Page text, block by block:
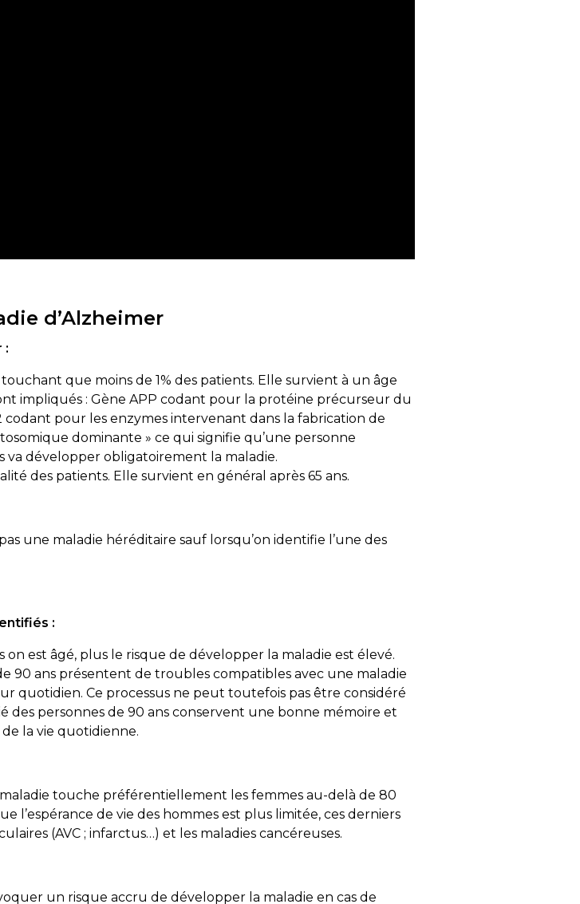
d’Alzheimer
:
que moins de 1% des patients. Elle survient à un âge
impliqués : Gène APP codant pour la protéine précurseur du
codant pour les enzymes intervenant dans la fabrication de
dominante » ce qui signifie qu’une personne
va développer obligatoirement la maladie.
des patients. Elle survient en général après 65 ans.
une maladie héréditaire sauf lorsqu’on identifie l’une des
:
on est âgé, plus le risque de développer la maladie est élevé.
90 ans présentent de troubles compatibles avec une maladie
quotidien. Ce processus ne peut toutefois pas être considéré
des personnes de 90 ans conservent une bonne mémoire et
la vie quotidienne.
touche préférentiellement les femmes au-delà de 80
l’espérance de vie des hommes est plus limitée, ces derniers
(AVC ; infarctus…) et les maladies cancéreuses.
un risque accru de développer la maladie en cas de